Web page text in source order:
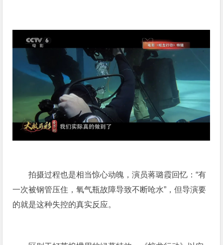
拍摄过程也是相当惊心动魄，演员蒋璐霞回忆：“有
一次被钢管压住，氧气瓶故障导致不断呛水”，但导演要
的就是这种失控的真实反应。